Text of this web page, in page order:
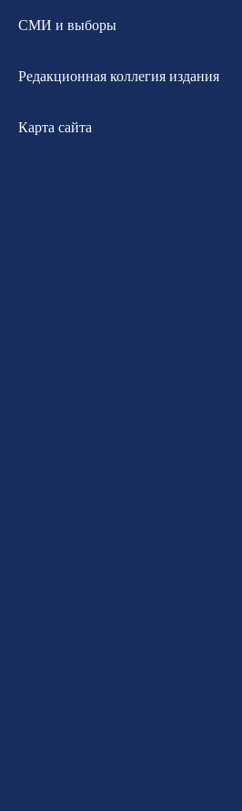
СМИ и выборы
Редакционная коллегия издания
Карта сайта